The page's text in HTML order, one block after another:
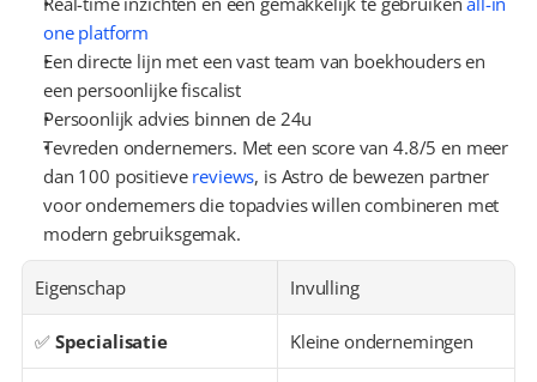
one platform
Een directe lijn met een vast team van boekhouders en
een persoonlijke fiscalist
Persoonlijk advies binnen de 24u
Tevreden ondernemers. Met een score van 4.8/5 en meer
dan 100 positieve reviews, is Astro de bewezen partner
voor ondernemers die topadvies willen combineren met
modern gebruiksgemak.
Eigenschap Invulling
✅ Specialisatie Kleine ondernemingen